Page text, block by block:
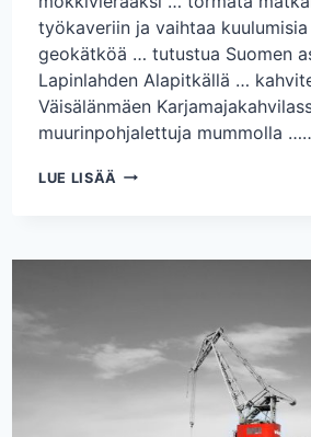
työkaveriin ja vaihtaa
geokätköä … tutustua Suomen
Lapinlahden Alapitkällä …
Väisälänmäen
muurinpohjalettuja mummolla
LUE LISÄÄ KESÄISET